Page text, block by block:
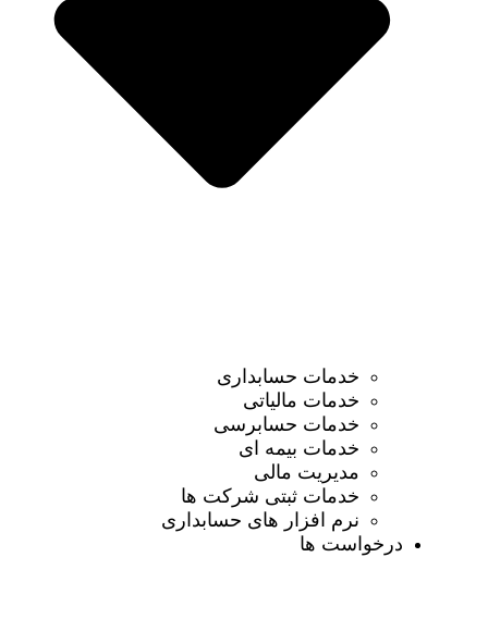
خدمات حسابداری
خدمات مالیاتی
خدمات حسابرسی
خدمات بیمه ای
مدیریت مالی
خدمات ثبتی شرکت ها
نرم افزار های حسابداری
درخواست ها